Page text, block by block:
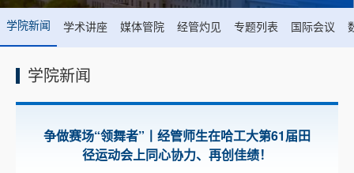
学院新闻 学术讲座 媒体管院 经管灼见 专题列表 国际会议
学院新闻
争做赛场“领舞者”丨经管师生在哈工大第61届田
径运动会上同心协力、再创佳绩！